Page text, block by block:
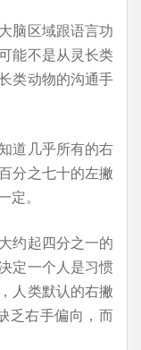
脑区域跟语言功
能不是从灵长类
类动物的沟通手
道几乎所有的右
分之七十的左撇
。
约起四分之一的
定一个人是习惯
人类默认的右撇
乏右手偏向，而